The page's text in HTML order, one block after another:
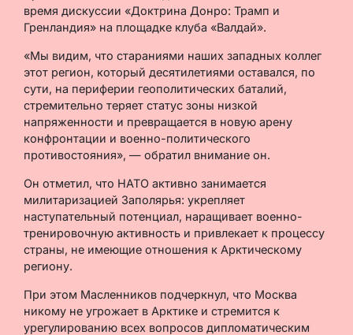
время дискуссии «Доктрина Донро: Трамп и
Гренландия» на площадке клуба «Валдай».
«Мы видим, что стараниями наших западных коллег
этот регион, который десятилетиями оставался, по
сути, на периферии геополитических баталий,
стремительно теряет статус зоны низкой
напряженности и превращается в новую арену
конфронтации и военно-политического
противостояния», — обратил внимание он.
Он отметил, что НАТО активно занимается
милитаризацией Заполярья: укрепляет
наступательный потенциал, наращивает военно-
тренировочную активность и привлекает к процессу
страны, не имеющие отношения к Арктическому
региону.
При этом Масленников подчеркнул, что Москва
никому не угрожает в Арктике и стремится к
урегулированию всех вопросов дипломатическим